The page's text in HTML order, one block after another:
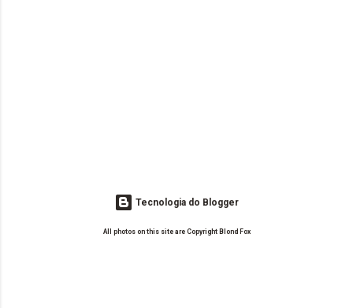
Tecnologia do Blogger
All photos on this site are Copyright Blond Fox